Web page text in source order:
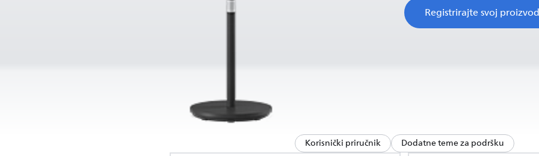
Registrirajte svoj proizvod
Korisnički priručnik Dodatne teme za podršku